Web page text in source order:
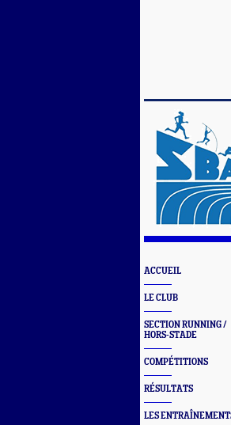
ACCUEIL
LE CLUB
SECTION RUNNING /
HORS-STADE
COMPÉTITIONS
RÉSULTATS
LES